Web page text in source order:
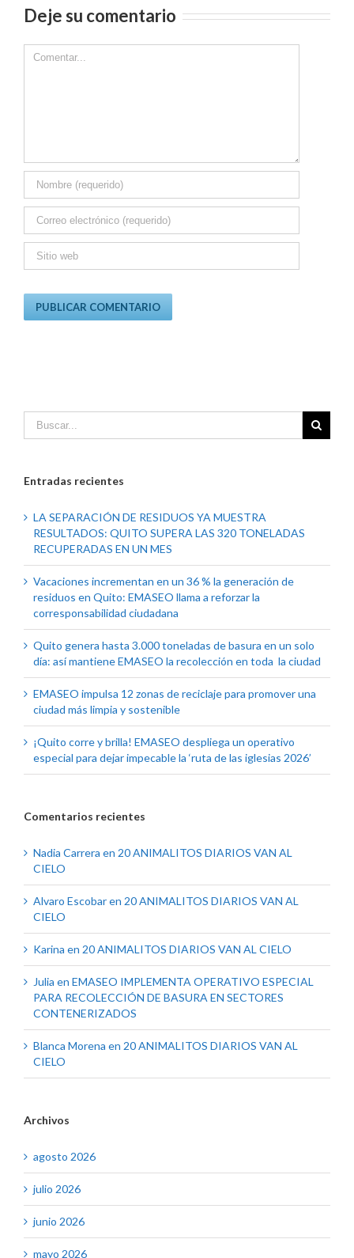
Deje su comentario
Comment
Entradas recientes
LA SEPARACIÓN DE RESIDUOS YA MUESTRA
RESULTADOS: QUITO SUPERA LAS 320 TONELADAS
RECUPERADAS EN UN MES
Vacaciones incrementan en un 36 % la generación de
residuos en Quito: EMASEO llama a reforzar la
corresponsabilidad ciudadana
Quito genera hasta 3.000 toneladas de basura en un solo
día: así mantiene EMASEO la recolección en toda la ciudad
EMASEO impulsa 12 zonas de reciclaje para promover una
ciudad más limpia y sostenible
¡Quito corre y brilla! EMASEO despliega un operativo
especial para dejar impecable la ‘ruta de las iglesias 2026’
Comentarios recientes
Nadia Carrera en 20 ANIMALITOS DIARIOS VAN AL
CIELO
Alvaro Escobaren 20 ANIMALITOS DIARIOS VAN AL
CIELO
Karina en 20 ANIMALITOS DIARIOS VAN AL CIELO
Julia en EMASEO IMPLEMENTA OPERATIVO ESPECIAL
PARA RECOLECCIÓN DE BASURA EN SECTORES
CONTENERIZADOS
Blanca Morena en 20 ANIMALITOS DIARIOS VAN AL
CIELO
Archivos
agosto 2026
julio 2026
junio 2026
mayo 2026